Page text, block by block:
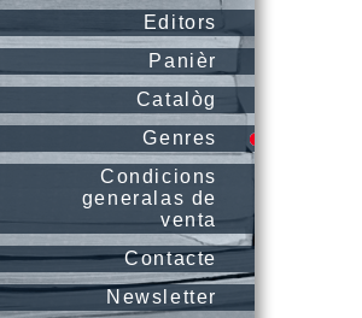
Editors
Panièr
Catalòg
Genres
Condicions
generalas de
venta
Contacte
Newsletter